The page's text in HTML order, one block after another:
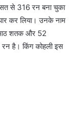
से 316 रन बना चुका
कर लिया। उनके नाम
आठ शतक और 52
है। किंग कोहली इस